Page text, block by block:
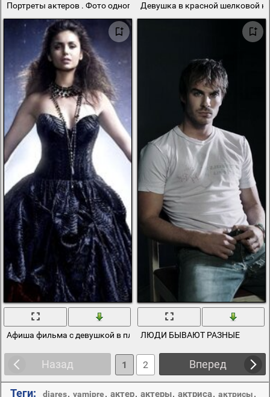
Портреты актеров . Фото одного человека. Как и что носить
Девушка в красной шелковой
Афиша фильма с девушкой в платьеЛЮДИ БЫВАЮТ РАЗНЫЕ
Назад Вперед
1 2
Теги: diares, vamipre, актер, актеры, актриса, актрисы,